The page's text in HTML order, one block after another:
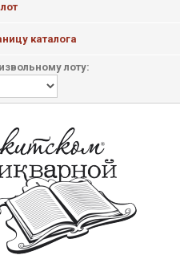
каталога
лоту: